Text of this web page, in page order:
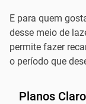
E para quem
desse meio de
permite fazer
o período que
Planos